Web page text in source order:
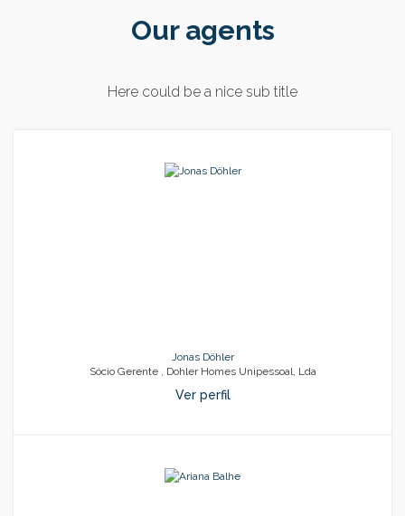
Our agents
Here could be a nice sub title
Jonas Döhler
Sócio Gerente , Dohler Homes Unipessoal, Lda
Ver perfil